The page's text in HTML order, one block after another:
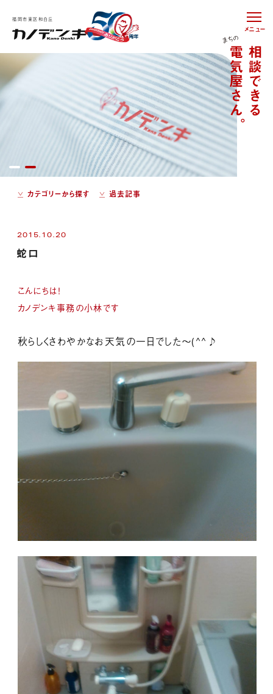
メニュー
福岡市東区和白丘
カテゴリーから探す 過去記事
2015.10.20
蛇口
こんにちは！
カノデンキ事務の小林です
秋らしくさわやかなお天気の一日でした～(^^♪